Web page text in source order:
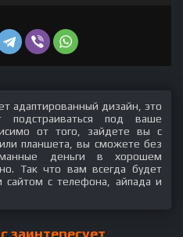
адаптированный дизайн, это
под ваше
от того, зайдете вы с
планшета, вы сможете без
деньги в хорошем
Так что вам всегда будет
сайтом с телефона, айпада и
заинтересует